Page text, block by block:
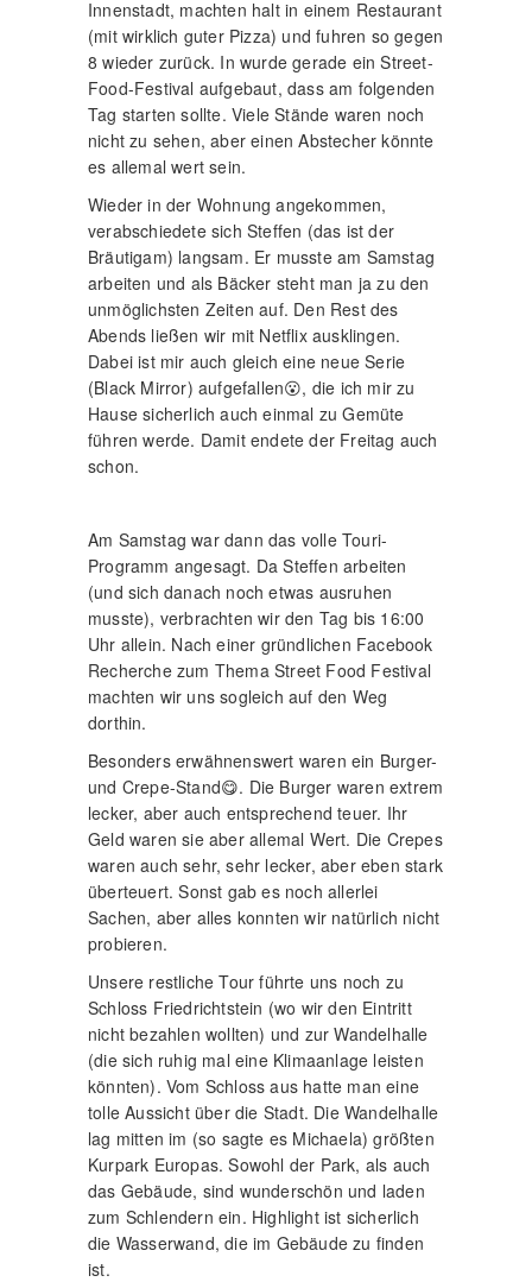
Innenstadt, machten halt in einem Restaurant
(mit wirklich guter Pizza) und fuhren so gegen
8 wieder zurück. In wurde gerade ein Street-
Food-Festival aufgebaut, dass am folgenden
Tag starten sollte. Viele Stände waren noch
nicht zu sehen, aber einen Abstecher könnte
es allemal wert sein.
Wieder in der Wohnung angekommen,
verabschiedete sich Steffen (das ist der
Bräutigam) langsam. Er musste am Samstag
arbeiten und als Bäcker steht man ja zu den
unmöglichsten Zeiten auf. Den Rest des
Abends ließen wir mit Netflix ausklingen.
Dabei ist mir auch gleich eine neue Serie
(Black Mirror) aufgefallen😮, die ich mir zu
Hause sicherlich auch einmal zu Gemüte
führen werde. Damit endete der Freitag auch
schon.
Am Samstag war dann das volle Touri-
Programm angesagt. Da Steffen arbeiten
(und sich danach noch etwas ausruhen
musste), verbrachten wir den Tag bis 16:00
Uhr allein. Nach einer gründlichen Facebook
Recherche zum Thema Street Food Festival
machten wir uns sogleich auf den Weg
dorthin.
Besonders erwähnenswert waren ein Burger-
und Crepe-Stand😋. Die Burger waren extrem
lecker, aber auch entsprechend teuer. Ihr
Geld waren sie aber allemal Wert. Die Crepes
waren auch sehr, sehr lecker, aber eben stark
überteuert. Sonst gab es noch allerlei
Sachen, aber alles konnten wir natürlich nicht
probieren.
Unsere restliche Tour führte uns noch zu
Schloss Friedrichtstein (wo wir den Eintritt
nicht bezahlen wollten) und zur Wandelhalle
(die sich ruhig mal eine Klimaanlage leisten
könnten). Vom Schloss aus hatte man eine
tolle Aussicht über die Stadt. Die Wandelhalle
lag mitten im (so sagte es Michaela) größten
Kurpark Europas. Sowohl der Park, als auch
das Gebäude, sind wunderschön und laden
zum Schlendern ein. Highlight ist sicherlich
die Wasserwand, die im Gebäude zu finden
ist.